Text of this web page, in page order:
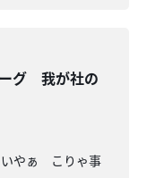
グ 我が社の
いやぁ こりゃ事